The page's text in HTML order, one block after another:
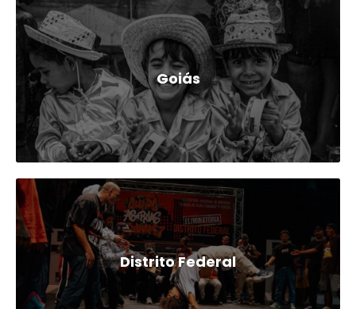
Goiás
Distrito Federal